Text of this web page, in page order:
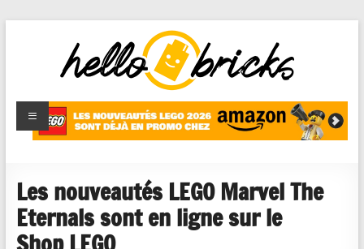
HelloBricks
Blog LEGO,
nouveaut�s
reviews
Les nouveautés LEGO Marvel The
Eternals sont en ligne sur le